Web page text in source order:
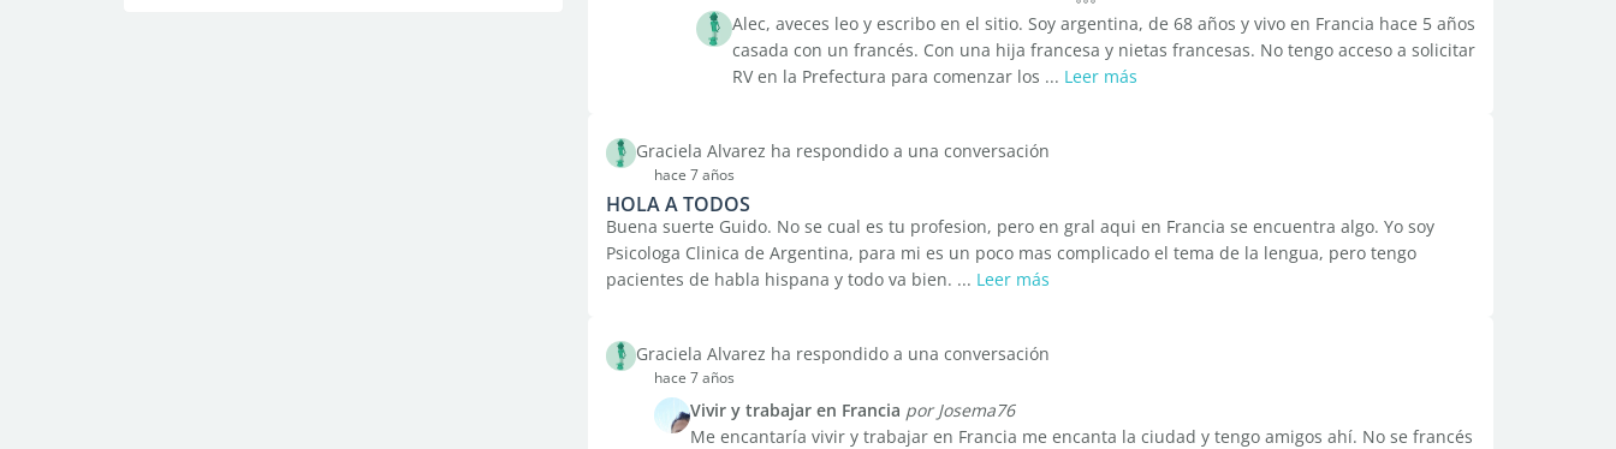
Alec, aveces leo y escribo en el sitio. Soy argentina, de 68 años y vivo en Francia hace 5 años
casada con un francés. Con una hija francesa y nietas francesas. No tengo acceso a solicitar
RV en la Prefectura para comenzar los ... Leer más
Graciela Alvarez ha respondido a una conversación
hace 7 años
HOLA A TODOS
Buena suerte Guido. No se cual es tu profesion, pero en gral aqui en Francia se encuentra algo. Yo soy
Psicologa Clinica de Argentina, para mi es un poco mas complicado el tema de la lengua, pero tengo
pacientes de habla hispana y todo va bien. ... Leer más
Graciela Alvarez ha respondido a una conversación
hace 7 años
Vivir y trabajar en Francia por Josema76
Me encantaría vivir y trabajar en Francia me encanta la ciudad y tengo amigos ahí. No se francés